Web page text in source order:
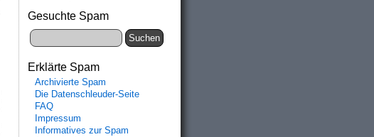
Gesuchte Spam
Erklärte Spam
Archivierte Spam
Die Datenschleuder-Seite
FAQ
Impressum
Informatives zur Spam